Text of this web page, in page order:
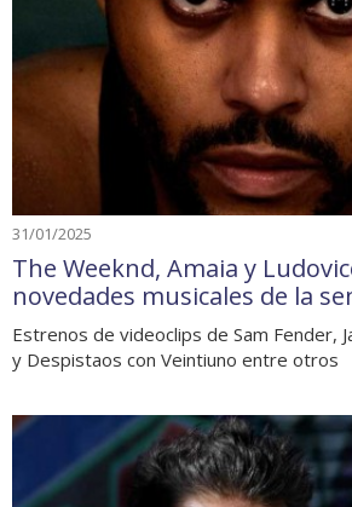
31/01/2025
The Weeknd, Amaia y
novedades musicales de la
Estrenos de videoclips de Sam Fender,
y Despistaos con Veintiuno entre otros